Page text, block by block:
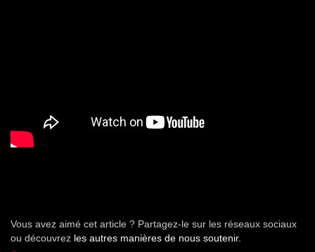
Vous avez aimé cet article ? Partagez-le sur les réseaux sociaux
ou découvrez les autres manières de nous soutenir.